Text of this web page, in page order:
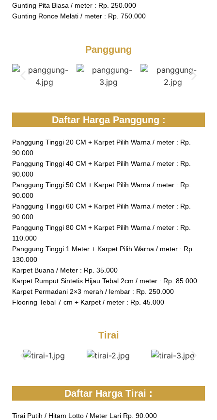
Gunting Pita Biasa / meter : Rp. 250.000
Gunting Ronce Melati / meter : Rp. 750.000
Panggung
Daftar Harga Panggung :
Panggung Tinggi 20 CM + Karpet Pilih Warna / meter : Rp.
90.000
Panggung Tinggi 40 CM + Karpet Pilih Warna / meter : Rp.
90.000
Panggung Tinggi 50 CM + Karpet Pilih Warna / meter : Rp.
90.000
Panggung Tinggi 60 CM + Karpet Pilih Warna / meter : Rp.
90.000
Panggung Tinggi 80 CM + Karpet Pilih Warna / meter : Rp.
110.000
Panggung Tinggi 1 Meter + Karpet Pilih Warna / meter : Rp.
130.000
Karpet Buana / Meter : Rp. 35.000
Karpet Rumput Sintetis Hijau Tebal 2cm / meter : Rp. 85.000
Karpet Permadani 2×3 merah / lembar : Rp. 250.000
Flooring Tebal 7 cm + Karpet / meter : Rp. 45.000
Tirai
Daftar Harga Tirai :
Tirai Putih / Hitam Lotto / Meter Lari Rp. 90.000